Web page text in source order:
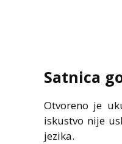
Satnica
Otvoreno je
iskustvo nije
jezika.